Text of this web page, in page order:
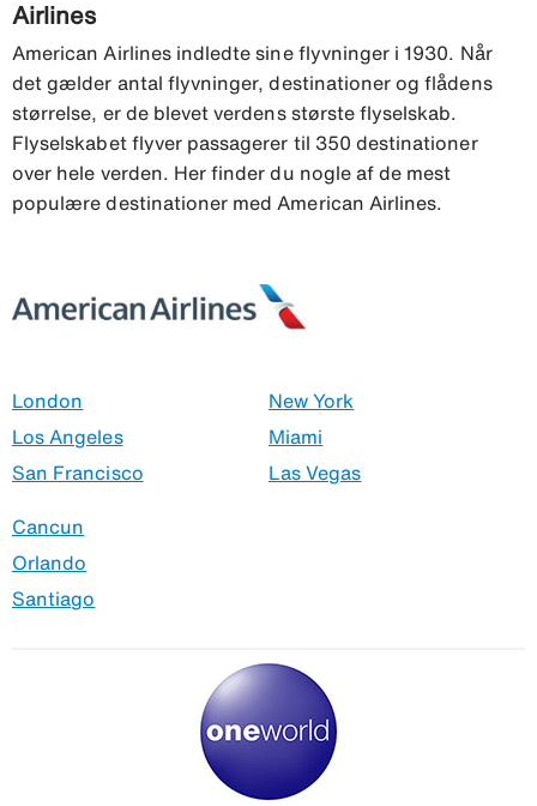
Airlines
American Airlines indledte sine flyvninger i 1930. Når
det gælder antal flyvninger, destinationer og flådens
størrelse, er de blevet verdens største flyselskab.
Flyselskabet flyver passagerer til 350 destinationer
over hele verden. Her finder du nogle af de mest
populære destinationer med American Airlines.
London
Los Angeles
San Francisco
New York
Miami
Las Vegas
Cancun
Orlando
Santiago